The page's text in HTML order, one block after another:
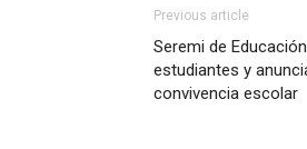
Previous article
Seremi de
estudiantes y
convivencia escolar